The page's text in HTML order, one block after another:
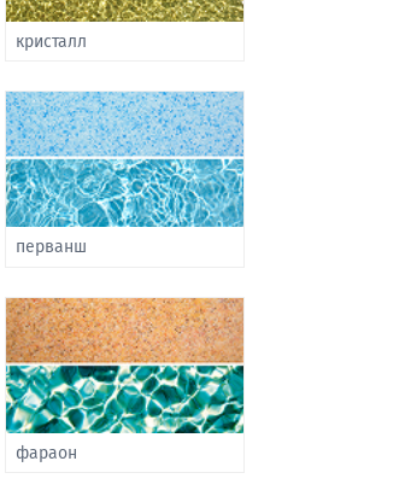
кристалл
перванш
фараон